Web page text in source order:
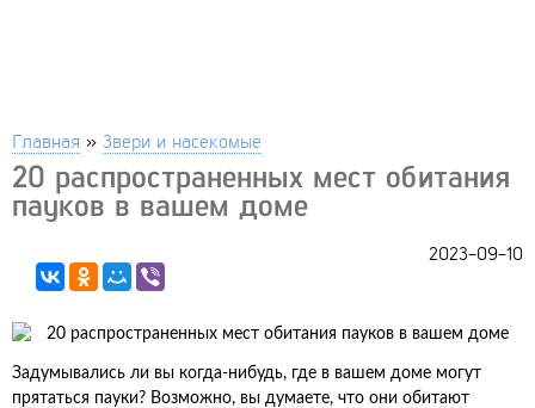
Главная » Звери и насекомые
20 распространенных мест обитания
пауков в вашем доме
2023-09-10
Задумывались ли вы когда-нибудь, где в вашем доме могут
прятаться пауки? Возможно, вы думаете, что они обитают